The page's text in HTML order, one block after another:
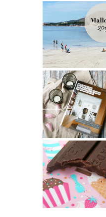
Reisen -
Mallorca
Urlaub im
Iberostar
Albufera Playa
– unsere
Erfahrungen in
Alcudia
Buchtipps - Die
besten
Skandinavische
n Wohnhäuser |
The Nina
Edition
Produktempfeh
lung -
Australian
Queen and King
Snapper Dark
Chocolate &
Leather Flower
Give Away